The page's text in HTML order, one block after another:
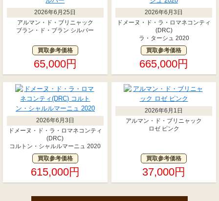
2026年6月25日
アルマン・ド・ブリニャック
ブラン・ド・ブラン シルバー
買取参考価格
65,000円
2026年6月3日
ドメーヌ・ド・ラ・ロマネコンティ
(DRC)
ラ・ターシュ 2020
買取参考価格
665,000円
2026年6月3日
ドメーヌ・ド・ラ・ロマネコンティ
(DRC)
コルトン・シャルルマーニュ 2020
買取参考価格
615,000円
2026年6月1日
アルマン・ド・ブリニャック
ロゼ ピンク
買取参考価格
37,000円